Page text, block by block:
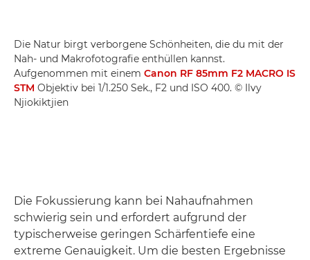
Die Natur birgt verborgene Schönheiten, die du mit der
Nah- und Makrofotografie enthüllen kannst.
Aufgenommen mit einem Canon RF 85mm F2 MACRO IS
STM Objektiv bei 1/1.250 Sek., F2 und ISO 400. © Ilvy
Njiokiktjien
Die Fokussierung kann bei Nahaufnahmen
schwierig sein und erfordert aufgrund der
typischerweise geringen Schärfentiefe eine
extreme Genauigkeit. Um die besten Ergebnisse